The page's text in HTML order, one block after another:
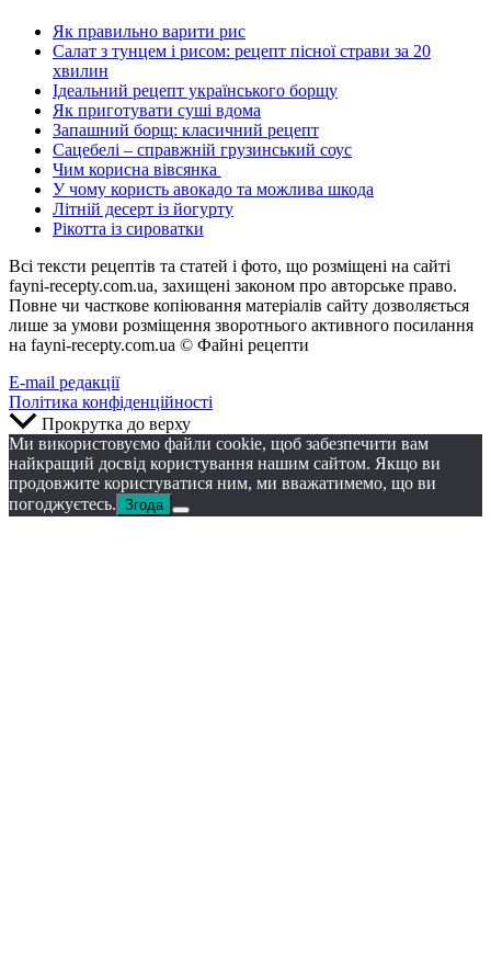
Як правильно варити рис
Салат з тунцем і рисом: рецепт пісної страви за 20
хвилин
Ідеальний рецепт українського борщу
Як приготувати суші вдома
Запашний борщ: класичний рецепт
Сацебелі – справжній грузинський соус
Чим корисна вівсянка
У чому користь авокадо та можлива шкода
Літній десерт із йогурту
Рікотта із сироватки
Всі тексти рецептів та статей і фото, що розміщені на сайті
fayni-recepty.com.ua, захищені законом про авторське право.
Повне чи часткове копіювання матеріалів сайту дозволяється
лише за умови розміщення зворотнього активного посилання
на fayni-recepty.com.ua © Файні рецепти
E-mail редакції
Політика конфіденційності
Прокрутка до верху
Ми використовуємо файли cookie, щоб забезпечити вам
найкращий досвід користування нашим сайтом. Якщо ви
продовжите користуватися ним, ми вважатимемо, що ви
погоджуєтесь. Згода